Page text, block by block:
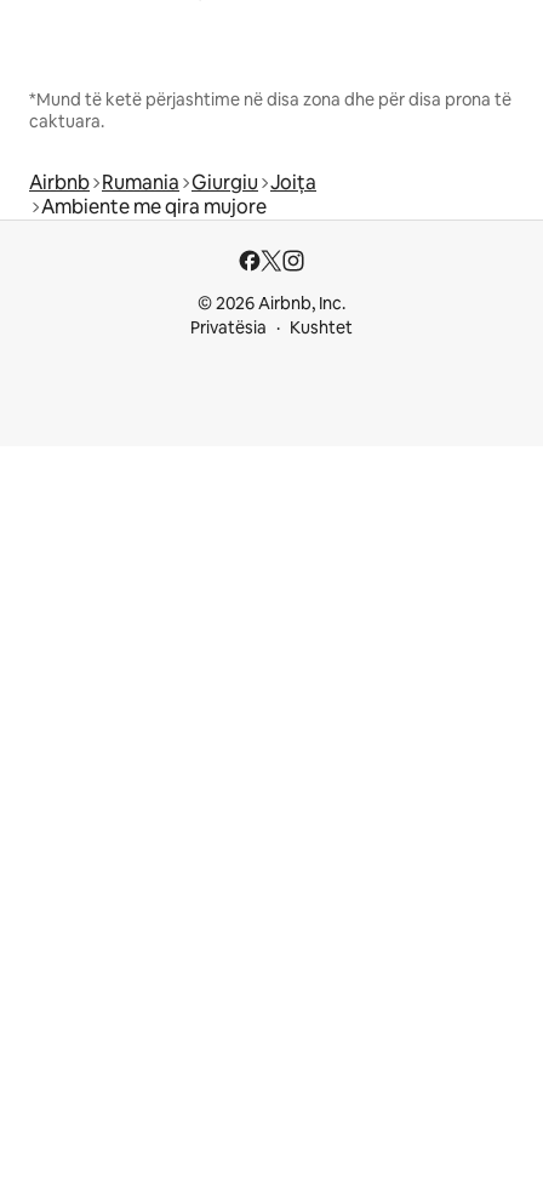
*Mund të ketë përjashtime në disa zona dhe për disa prona të
caktuara.
Airbnb Rumania Giurgiu Joița
Ambiente me qira mujore
© 2026 Airbnb, Inc.
Privatësia
Kushtet